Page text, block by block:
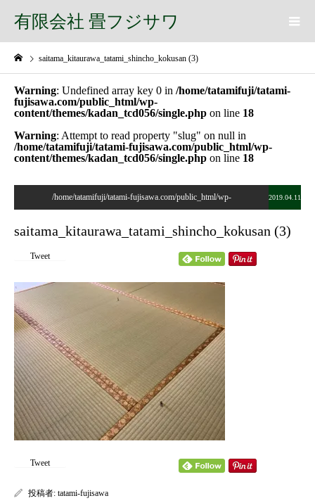
有限会社 畳フジサワ
saitama_kitaurawa_tatami_shincho_kokusan (3)
Warning: Undefined array key 0 in /home/tatamifuji/tatami-
fujisawa.com/public_html/wp-
content/themes/kadan_tcd056/single.php on line 18
Warning: Attempt to read property "slug" on null in
/home/tatamifuji/tatami-fujisawa.com/public_html/wp-
content/themes/kadan_tcd056/single.php on line 18
/home/tatamifuji/tatami-fujisawa.com/public_html/wp-
fujisawa.com/public_html/wp-
content/themes/kadan_tcd056/single.phpon line
Warning: Attempt to read property "name" on null in
/home/tatamifuji/tatami-fujisawa.com/public_html/wp-
content/themes/kadan_tcd056/single.phpon line28
2019.04.11
saitama_kitaurawa_tatami_shincho_kokusan (3)
Tweet
Tweet
投稿者: tatami-fujisawa